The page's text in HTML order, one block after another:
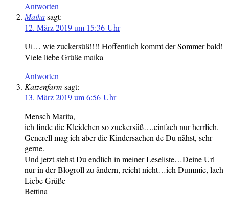
Antworten
Maikasagt:
12. März 2019 um 15:36 Uhr
Ui… wie zuckersüß!!!! Hoffentlich kommt der Sommer bald!
Viele liebe Grüße maika
Antworten
Katzenfarm sagt:
13. März 2019 um 6:56 Uhr
Mensch Marita,
ich finde die Kleidchen so zuckersüß….einfach nur herrlich.
Generell mag ich aber die Kindersachen de Du nähst, sehr
gerne.
Und jetzt stehst Du endlich in meiner Leseliste…Deine Url
nur in der Blogroll zu ändern, reicht nicht…ich Dummie, lach
Liebe Grüße
Bettina